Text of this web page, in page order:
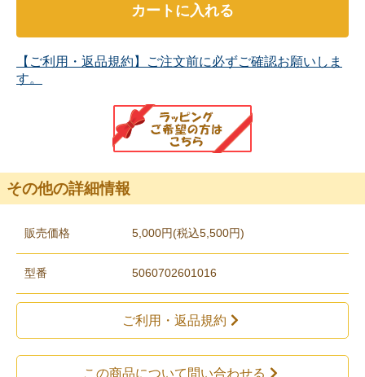
カートに入れる
【ご利用・返品規約】ご注文前に必ずご確認お願いしま
す。
その他の詳細情報
販売価格 5,000円(税込5,500円)
型番 5060702601016
ご利用・返品規約
この商品について問い合わせる